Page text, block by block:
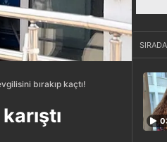
bırakıp kaçtı!